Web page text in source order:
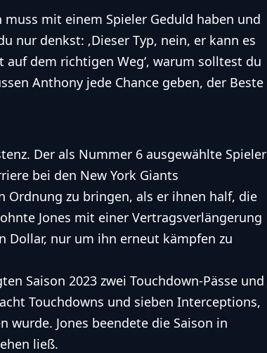
muss mit einem Spieler Geduld haben und
nur denkst: ‚Dieser Typ, nein, er kann es
auf dem richtigen Weg‘, warum solltest du
Anthony jede Chance geben, der Beste
Der als Nummer 6 ausgewählte Spieler
bei den New York Giants
Ordnung zu bringen, als er ihnen half, die
Jones mit einer Vertragsverlängerung
Dollar, nur um ihn erneut kämpfen zu
Saison 2023 zwei Touchdown-Pässe und
Touchdowns und sieben Interceptions,
wurde. Jones beendete die Saison in
ließ.